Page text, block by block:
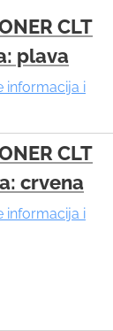
CLT
plava
informacija i
CLT
crvena
informacija i